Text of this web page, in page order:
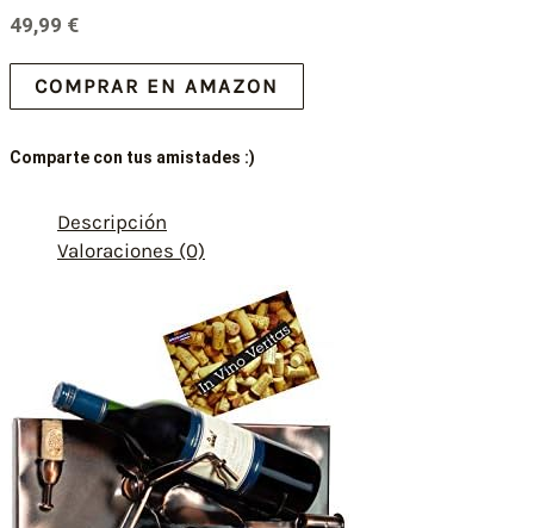
49,99 €
COMPRAR EN AMAZON
Comparte con tus amistades :)
Descripción
Valoraciones (0)